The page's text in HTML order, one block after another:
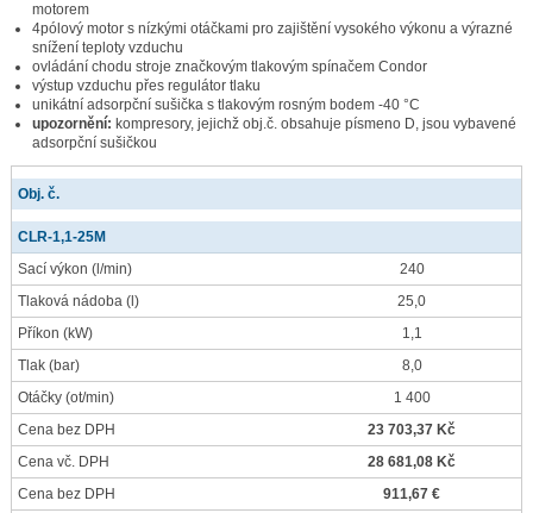
motorem
4pólový motor s nízkými otáčkami pro zajištění vysokého výkonu a výrazné
snížení teploty vzduchu
ovládání chodu stroje značkovým tlakovým spínačem Condor
výstup vzduchu přes regulátor tlaku
unikátní adsorpční sušička s tlakovým rosným bodem -40 °C
upozornění: kompresory, jejichž obj.č. obsahuje písmeno D, jsou vybavené
adsorpční sušičkou
Obj. č.
CLR-1,1-25M
Sací výkon (l/min)
240
Tlaková nádoba (l)
25,0
Příkon (kW)
1,1
Tlak (bar)
8,0
Otáčky (ot/min)
1 400
Cena bez DPH
23 703,37 Kč
Cena vč. DPH
28 681,08 Kč
Cena bez DPH
911,67 €